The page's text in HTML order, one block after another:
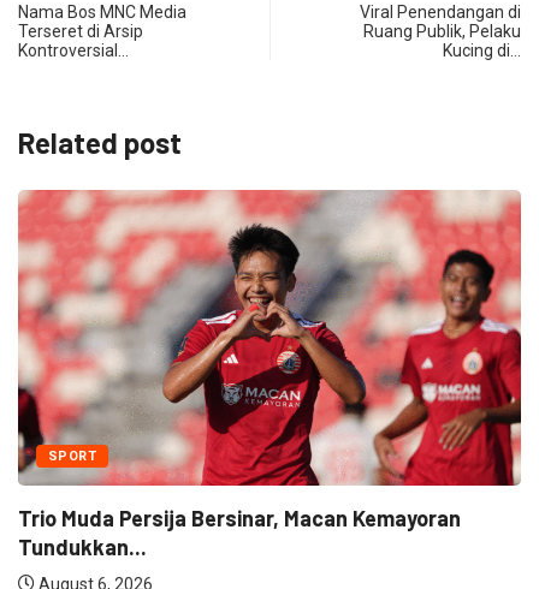
Nama Bos MNC Media
Terseret di Arsip
Kontroversial…
Viral Penendangan di
Ruang Publik, Pelaku
Kucing di…
Related post
SPORT
Pelatih Persib: “Tim Kami Kelelahan” Tapi Tetap...
August 5, 2026